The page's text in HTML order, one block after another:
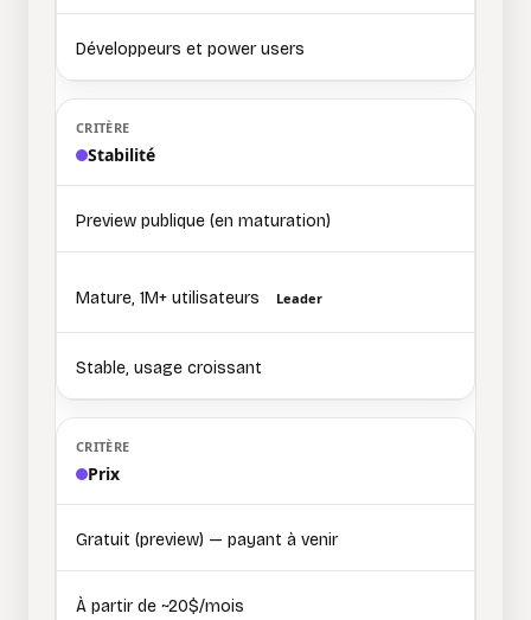
Développeurs et power users
Stabilité
Preview publique (en maturation)
Mature, 1M+ utilisateurs Leader
Stable, usage croissant
Prix
Gratuit (preview) — payant à venir
À partir de ~20$/mois